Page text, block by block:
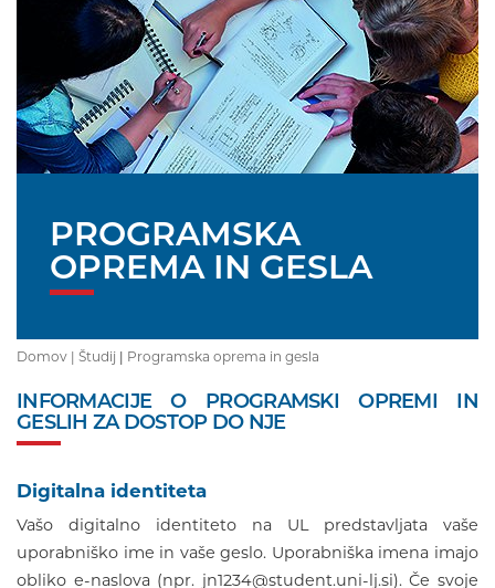
PROGRAMSKA
OPREMA IN GESLA
Domov | Študij | Programska oprema in gesla
INFORMACIJE O PROGRAMSKI OPREMI IN
GESLIH ZA DOSTOP DO NJE
Digitalna identiteta
Vašo digitalno identiteto na UL predstavljata vaše
uporabniško ime in vaše geslo. Uporabniška imena imajo
obliko e-naslova (npr. jn1234@student.uni-lj.si). Če svoje